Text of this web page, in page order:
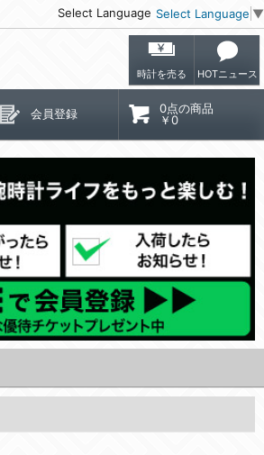
Select Language Select Language ▼
時計を売る HOTニュース
会員登録
0点の商品
￥0